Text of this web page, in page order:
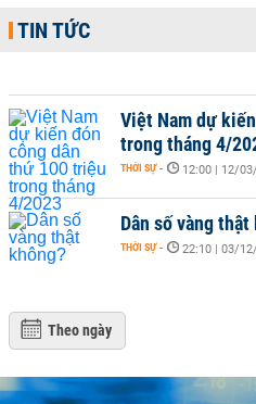
TIN TỨC
Việt Nam dự
trong tháng 4/
THỜI SỰ - 12:00 | 12/
Dân số vàng thật
THỜI SỰ - 22:10 | 03/
Theo ngày